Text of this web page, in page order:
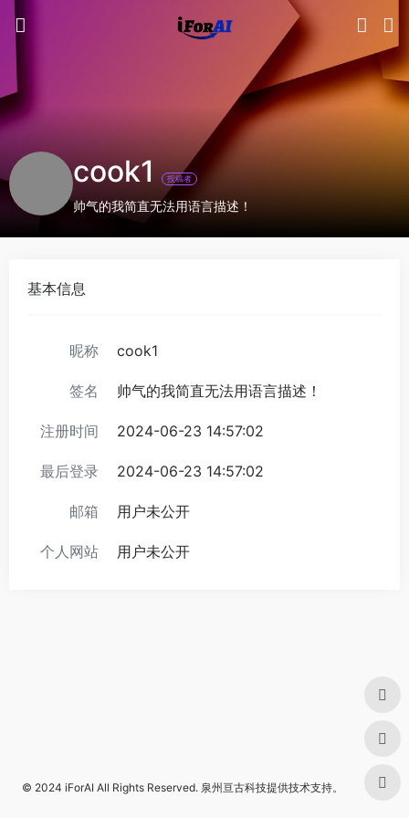
cook1 投稿者
帅气的我简直无法用语言描述！
基本信息
昵称 cook1
签名 帅气的我简直无法用语言描述！
注册时间 2024-06-23 14:57:02
最后登录 2024-06-23 14:57:02
邮箱 用户未公开
个人网站 用户未公开
© 2024 iForAI All Rights Reserved. 泉州亘古科技提供技术支持。